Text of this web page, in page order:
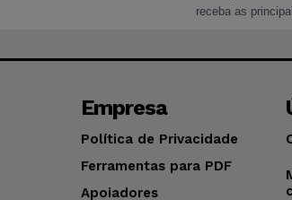
receba as
Empresa
Política de Privacidade
Ferramentas para PDF
Apoiadores